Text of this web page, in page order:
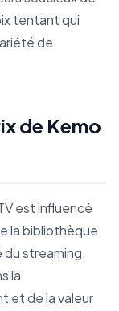
tentant qui
de
de Kemo
est influencé
la bibliothèque
streaming.
la
et de la valeur